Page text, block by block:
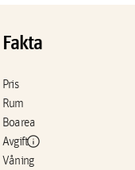
Fakta
Pris
Rum
Boarea
Avgiftinfo
Våning